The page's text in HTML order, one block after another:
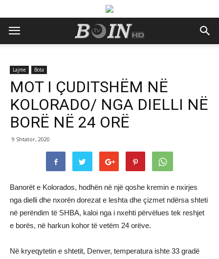
Lajme Bota
MOT I ÇUDITSHËM NË
KOLORADO/ NGA DIELLI NË
BORË NË 24 ORË
9 Shtator, 2020
Banorët e Kolorados, hodhën në një qoshe kremin e nxirjes
nga dielli dhe nxorën dorezat e leshta dhe çizmet ndërsa shteti
në perëndim të SHBA, kaloi nga i nxehti përvëlues tek reshjet
e borës, në harkun kohor të vetëm 24 orëve.
Në kryeqytetin e shtetit, Denver, temperatura ishte 33 gradë